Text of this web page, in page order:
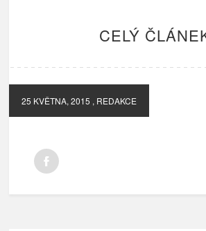
CELÝ
25 KVĚTNA, 2015 , REDAKCE